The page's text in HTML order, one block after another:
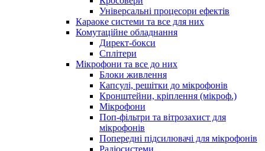
Універсальні процесори ефектів
Караоке системи та все для них
Комутаційне обладнання
Директ-бокси
Сплітери
Мікрофони та все до них
Блоки живлення
Капсулі, решітки до мікрофонів
Кронштейни, кріплення (мікроф.)
Мікрофони
Поп-фільтри та вітрозахист для
мікрофонів
Попередні підсилювачі для мікрофонів
Радіосистеми